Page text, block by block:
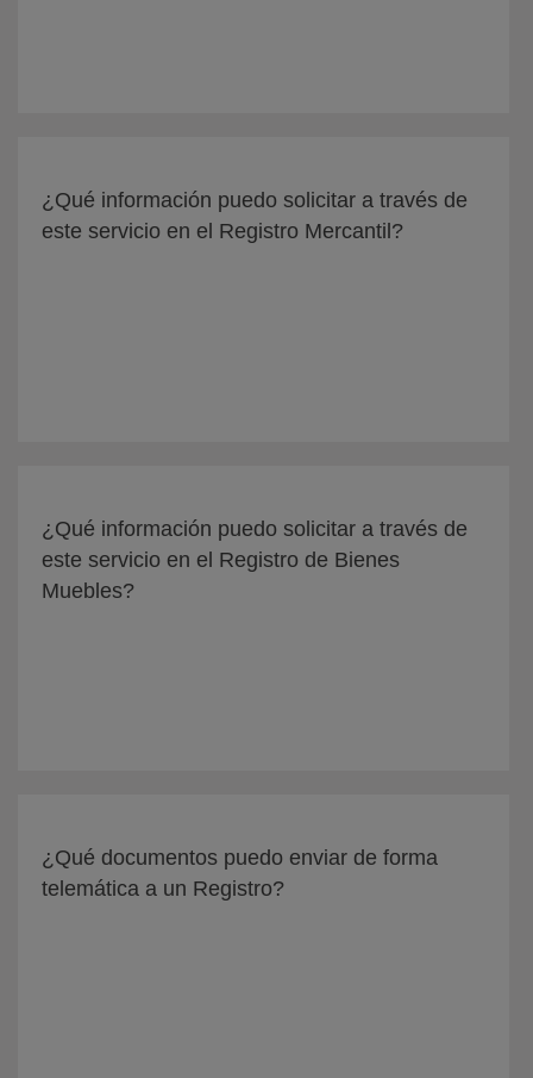
¿Qué información puedo solicitar a través de
este servicio en el Registro Mercantil?
¿Qué información puedo solicitar a través de
este servicio en el Registro de Bienes
Muebles?
¿Qué documentos puedo enviar de forma
telemática a un Registro?